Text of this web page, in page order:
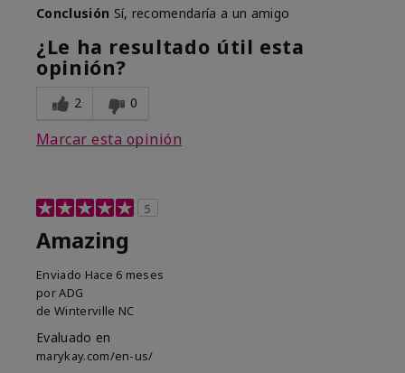
Conclusión Sí, recomendaría a un amigo
¿Le ha resultado útil esta
opinión?
2 0
Marcar esta opinión
5
Amazing
Enviado Hace 6 meses
porADG
de Winterville NC
Evaluado en
marykay.com/en-us/